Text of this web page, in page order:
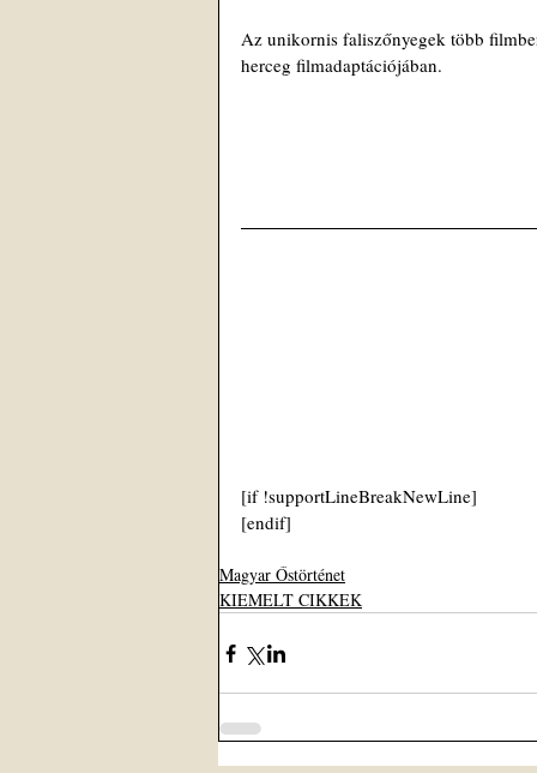
Az unikornis faliszőnyegek több
herceg filmadaptációjában.
[if !supportLineBreakNewLine]
[endif]
Magyar Őstörténet
KIEMELT CIKKEK